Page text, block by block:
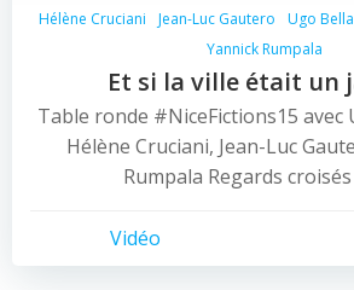
Hélène Cruciani Jean-Luc Gautero Ugo
Yannick Rumpala
Et si la ville était un
Table ronde #NiceFictions15 avec
Hélène Cruciani, Jean-Luc
Rumpala Regards
Vidéo